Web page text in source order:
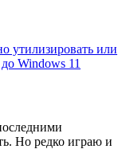
утилизировать или
Windows 11
Но редко играю и